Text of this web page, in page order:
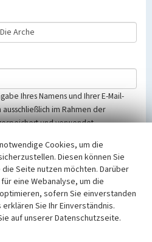
Ihres Namens und Ihrer E-Mail-
im Rahmen der
und verwendet.
entsprechend der Vorschriften des
NRW und der seit
Datenschutzgrundverordnung
beachten Sie bitte unsere
Cookies, um die
Diesen können Sie
Seite nutzen möchten. Darüber
eine Webanalyse, um die
sofern Sie einverstanden
Sie Ihr Einverständnis.
auf unserer Datenschutzseite.